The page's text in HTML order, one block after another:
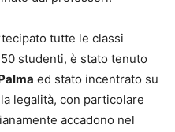
tutte le classi
studenti, è stato tenuto
ed stato incentrato su
legalità, con particolare
accadono nel